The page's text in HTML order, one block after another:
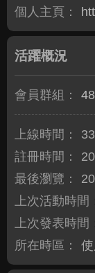
個人主頁：
活躍概況
會員群組：
上線時間：
註冊時間：
最後瀏覽：
上次活動時間
上次發表時間
所在時區：